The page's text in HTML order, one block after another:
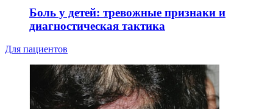
Боль у детей: тревожные признаки и
диагностическая тактика
Для пациентов